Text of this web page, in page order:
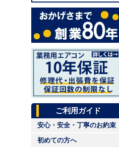
ご利用ガイド
安心・安全・丁寧のお約束
初めての方へ